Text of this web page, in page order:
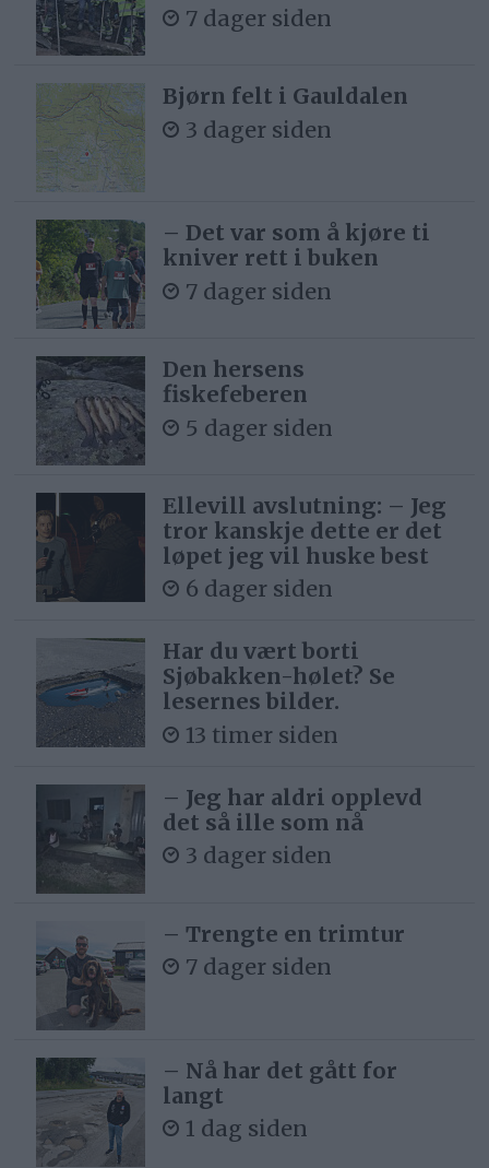
7 dager siden
Bjørn felt i Gauldalen
3 dager siden
– Det var som å kjøre ti
kniver rett i buken
7 dager siden
Den hersens
fiskefeberen
5 dager siden
Ellevill avslutning: – Jeg
tror kanskje dette er det
løpet jeg vil huske best
6 dager siden
Har du vært borti
Sjøbakken-hølet? Se
lesernes bilder.
13 timer siden
– Jeg har aldri opplevd
det så ille som nå
3 dager siden
– Trengte en trimtur
7 dager siden
– Nå har det gått for
langt
1 dag siden